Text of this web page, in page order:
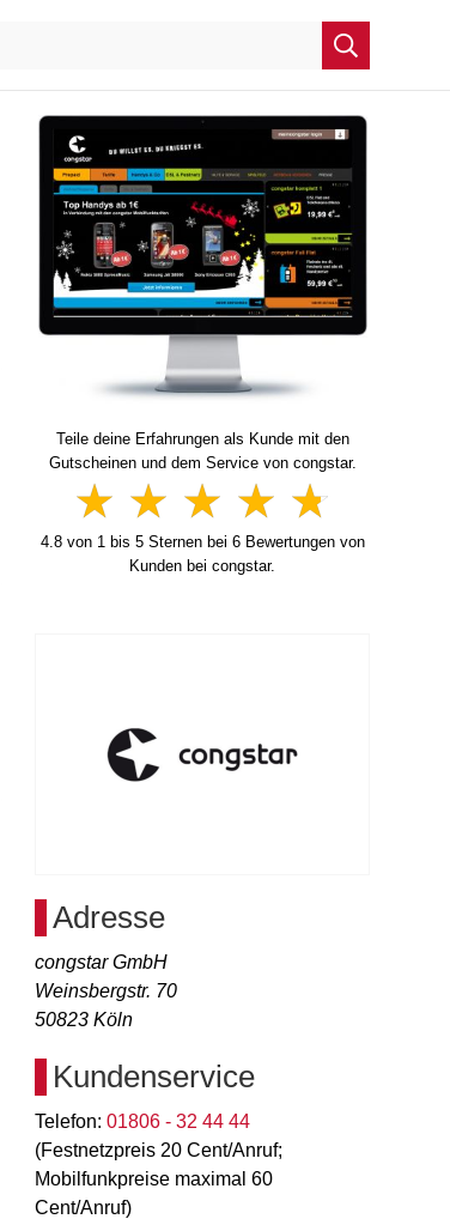
Teile deine Erfahrungen als Kunde mit den
Gutscheinen und dem Service von congstar.
4.8von 1bis 5Sternen bei 6Bewertungen von
Kunden bei congstar.
Adresse
congstar GmbH
Weinsbergstr. 70
50823 Köln
Kundenservice
Telefon: 01806 - 32 44 44
(Festnetzpreis 20 Cent/Anruf;
Mobilfunkpreise maximal 60
Cent/Anruf)